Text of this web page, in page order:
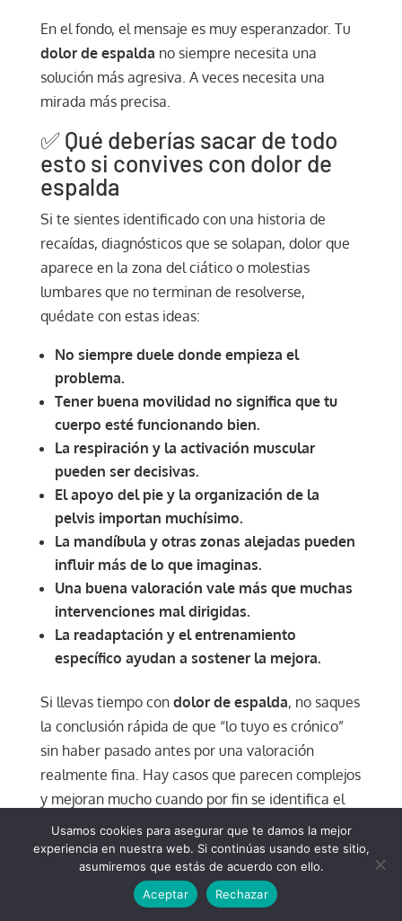
En el fondo, el mensaje es muy esperanzador. Tu
dolor de espalda no siempre necesita una
solución más agresiva. A veces necesita una
mirada más precisa.
✅ Qué deberías sacar de todo
esto si convives con dolor de
espalda
Si te sientes identificado con una historia de
recaídas, diagnósticos que se solapan, dolor que
aparece en la zona del ciático o molestias
lumbares que no terminan de resolverse,
quédate con estas ideas:
No siempre duele donde empieza el
problema.
Tener buena movilidad no significa que tu
cuerpo esté funcionando bien.
La respiración y la activación muscular
pueden ser decisivas.
El apoyo del pie y la organización de la
pelvis importan muchísimo.
La mandíbula y otras zonas alejadas pueden
influir más de lo que imaginas.
Una buena valoración vale más que muchas
intervenciones mal dirigidas.
La readaptación y el entrenamiento
específico ayudan a sostener la mejora.
Si llevas tiempo con dolor de espalda, no saques
la conclusión rápida de que “lo tuyo es crónico”
sin haber pasado antes por una valoración
realmente fina. Hay casos que parecen complejos
y mejoran mucho cuando por fin se identifica el
origen funcional del problema.
Y también al revés. Hay casos que parecen
simples, pero si no se valoran bien, se convierten
en una cadena interminable de recaídas.
Usamos cookies para asegurar que te damos la mejor
experiencia en nuestra web. Si continúas usando este sitio,
asumiremos que estás de acuerdo con ello.
Aceptar
Rechazar